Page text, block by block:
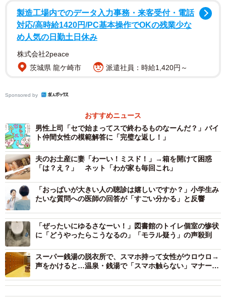
までの閲覧室には約30万冊の蔵書を抱える大型図書館。
2019年10⽉には⾠⺒商会がネーミングライツを取得し、愛
称は「⾠⺒商会中央図書館」に。
◇
公共図書館の運営を民営企業が行うケースは増加してい
共施設の運営を民間企業が行えるようになりました。国内
には図書館の管理運営を行う会社も複数あります。一方
で、非正規職員も増えており、全国の公立図書館で働く職
員の76％が非正規職員だとする調査結果（2022年4月時
点、日本図書館協会調べ）も出ています。
製造工場内でのデータ入力事務・来客受付・電話
対応/高時給1420円/PC基本操作でOKの残業少な
め人気の日勤土日休み
株式会社2peace
茨城県 龍ケ崎市
派遣社員：時給1,420円～
Sponsored by
おすすめニュース
男性上司「セで始まってスで終わるものなーんだ？」バイ
ト仲間女性の模範解答に「完璧な返し！」
夫のお土産に妻「わーい！ミスド！」→箱を開けて困惑
「は？え？」 ネット「わが家も毎回これ」
「おっぱいが大きい人の聴診は嬉しいですか？」小学生み
たいな質問への医師の回答が「すごい分かる」と反響
「ぜったいにゆるさなーい！」図書館のトイレ個室の惨状
に「どうやったらこうなるの」「モラル疑う」の声殺到
スーパー銭湯の脱衣所で、スマホ持って女性がウロウロ→
声をかけると…温泉・銭湯で「スマホ触らない」マナー知